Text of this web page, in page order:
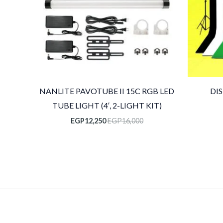
NANLITE PAVOTUBE II 15C RGB LED
TUBE LIGHT (4′, 2-LIGHT KIT)
EGP16,000
EGP12,250